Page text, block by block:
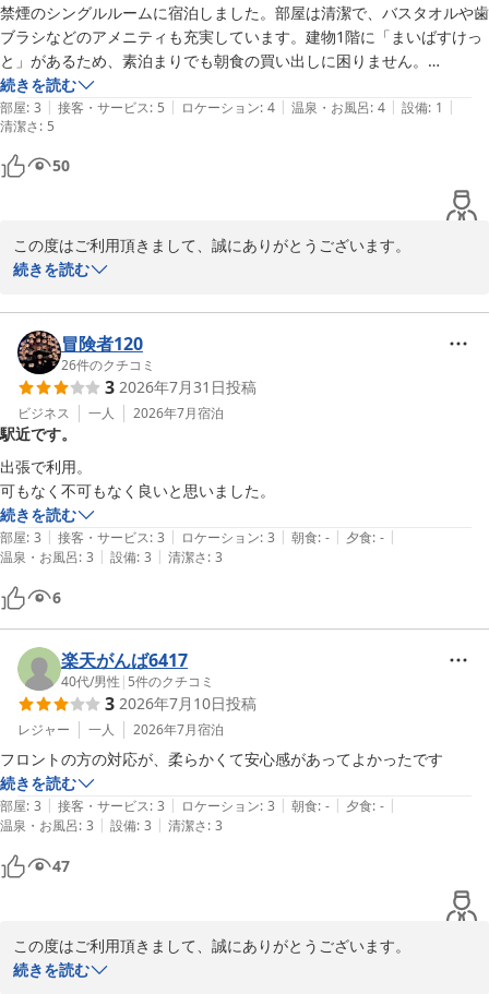
禁煙のシングルルームに宿泊しました。部屋は清潔で、バスタオルや歯
ブラシなどのアメニティも充実しています。建物1階に「まいばすけっ
と」があるため、素泊まりでも朝食の買い出しに困りません。
続きを読む
部屋: 3 | 接客・サービス: 5 | ロケーション: 4 | 温泉・お風呂: 4 | 設備: 1 |
清潔さ: 5
50
この度はご利用頂きまして、誠にありがとうございます。
こういったお客様からのお声を頂けますと日々清掃にあたっており
お客様をお迎えする上で室内外のメンテナンス及び清掃はしっかり
と行い、綺麗、清潔なホテルと言っていただけるよう頑張っており
ます。
Wi-Fiにつきましてはご不便をお掛けし申し訳ございませんでし
た。接続機器の再起動により状況が改善する場合もございます。
客室内におきまして不具合や不明点がございましたらご遠慮なくフ
ロントまでご連絡下さいませ。
出来る限り対応させていただきます。
川崎グリーンプラザホテル
続きを読む
冒険者120
26件のクチコミ
3 2026年7月31日投稿
ビジネス 一人 2026年7月宿泊
駅近です。
出張で利用。
続きを読む
部屋: 3 | 接客・サービス: 3 | ロケーション: 3 | 朝食: - | 夕食: - |
温泉・お風呂: 3 | 設備: 3 | 清潔さ: 3
6
楽天がんば6417
40代/男性 | 5件のクチコミ
3 2026年7月10日投稿
レジャー 一人 2026年7月宿泊
フロントの方の対応が、柔らかくて安心感があってよかったです
続きを読む
部屋: 3 | 接客・サービス: 3 | ロケーション: 3 | 朝食: - | 夕食: - |
温泉・お風呂: 3 | 設備: 3 | 清潔さ: 3
47
この度はご利用頂きまして、誠にありがとうございます。
こういったお客様からのお声を頂けますとフロントスタッフも励み
続きを読む